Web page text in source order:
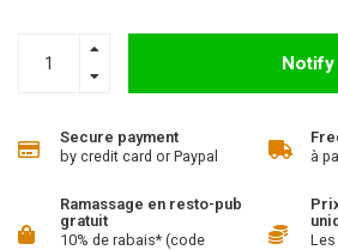
Notify
Secure payment
by credit card or Paypal
à
Ramassage en resto-pub
gratuit
10% de rabais* (code
Les